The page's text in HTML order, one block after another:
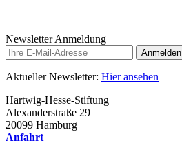
Newsletter Anmeldung
Anmelden
Aktueller Newsletter: Hier ansehen
Hartwig-Hesse-Stiftung
Alexanderstraße 29
20099 Hamburg
Anfahrt